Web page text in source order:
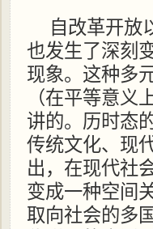
自改革开放
也发生了深刻
现象。这种多
（在平等意义
讲的。历时态
传统文化、现
出，在现代社
变成一种空间
取向社会的多